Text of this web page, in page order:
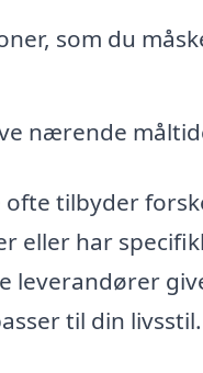
som du
nærende
ofte tilbyder
eller har
leverandører
til din livsstil.